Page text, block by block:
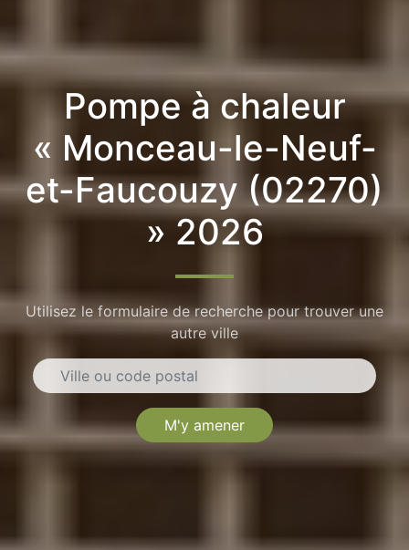
Pompe à chaleur
« Monceau-le-Neuf-
et-Faucouzy (02270)
» 2026
Utilisez le formulaire de recherche pour trouver une
autre ville
M'y amener